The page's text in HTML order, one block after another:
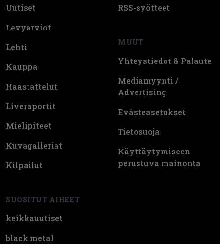
Uutiset
Levyarviot
Lehti
Kauppa
Haastattelut
Liveraportit
Mielipiteet
Kuvagalleriat
Kilpailut
SUOSITUT AIHEET
keikkauutiset
black metal
RSS-syötteet
MUUT
Yhteystiedot & Palaute
Mediamyynti /
Advertising
Evästeasetukset
Tietosuoja
Käyttäytymiseen
perustuva mainonta